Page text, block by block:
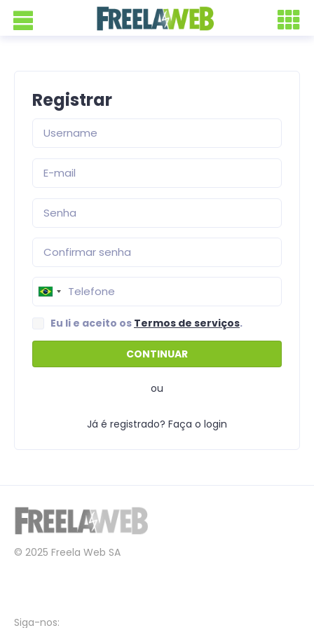
Registrar
Eu li e aceito os Termos de serviços.
ou
Já é registrado? Faça o login
© 2025 Freela Web SA
Siga-nos: